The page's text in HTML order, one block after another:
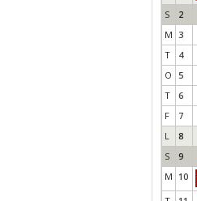
S
2
M 3
T
4
O 5
T
6
F
7
L
8
S
9
M 10